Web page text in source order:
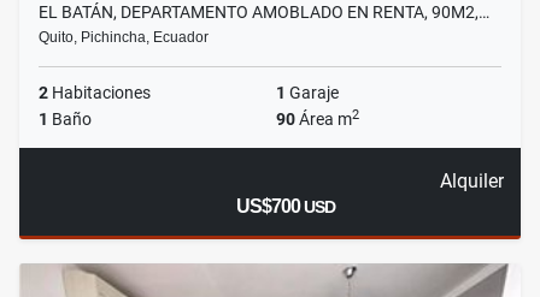
EL BATÁN, DEPARTAMENTO AMOBLADO EN RENTA, 90M2,…
Quito, Pichincha, Ecuador
2 Habitaciones 1 Garaje
1 Baño 90Área m2
Alquiler
US$700USD